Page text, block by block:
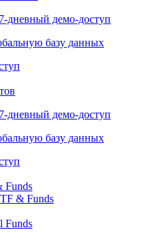
SPO
дневный
базу данных
дневный
базу данных